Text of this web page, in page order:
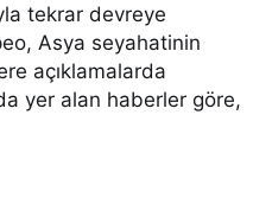
tekrar devreye
Asya seyahatinin
açıklamalarda
yer alan haberler göre,